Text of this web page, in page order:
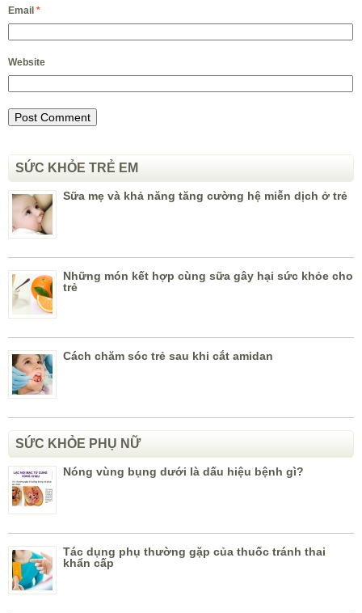
Email *
Website
SỨC KHỎE TRẺ EM
Sữa mẹ và khả năng tăng cường hệ miễn dịch ở trẻ
Những món kết hợp cùng sữa gây hại sức khỏe cho
trẻ
Cách chăm sóc trẻ sau khi cắt amidan
SỨC KHỎE PHỤ NỮ
Nóng vùng bụng dưới là dấu hiệu bệnh gì?
Tác dụng phụ thường gặp của thuốc tránh thai
khẩn cấp